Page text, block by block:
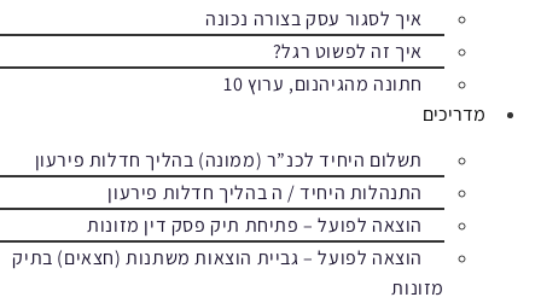
איך לסגור עסק בצורה נכונה
איך זה לפשוט רגל?
חתונה מהגיהנום, ערוץ 10
מדריכים
תשלום היחיד לכנ”ר (ממונה) בהליך חדלות פירעון
התנהלות היחיד / ה בהליך חדלות פירעון
הוצאה לפועל – פתיחת תיק פסק דין מזונות
הוצאה לפועל – גביית הוצאות משתנות (חצאים) בתיק
מזונות